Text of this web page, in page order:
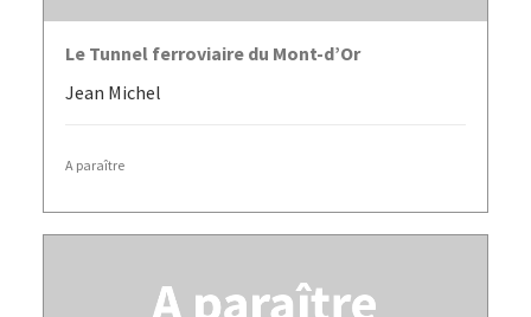
LIRE LA SUITE
Le Tunnel ferroviaire du Mont-d’Or
Jean Michel
A paraître